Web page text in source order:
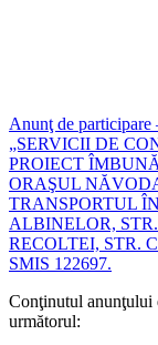
Anunţ de participare
„SERVICII DE
PROIECT
ORAŞUL
TRANSPORTUL
ALBINELOR,
RECOLTEI, STR.
SMIS 122697.
Conţinutul anunţului
următorul: